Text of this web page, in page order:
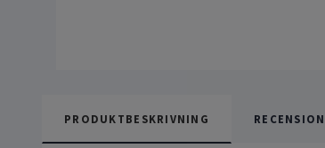
PRODUKTBESKRIVNING